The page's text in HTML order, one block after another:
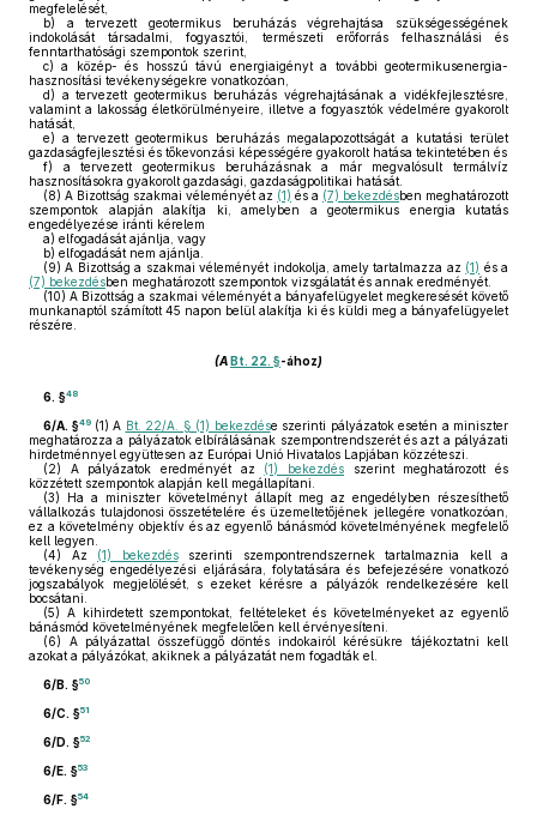
megfelelését,
b) a tervezett geotermikus beruházás végrehajtása szükségességének
indokolását társadalmi, fogyasztói, természeti erőforrás felhasználási és
fenntarthatósági szempontok szerint,
c) a közép- és hosszú távú energiaigényt a további geotermikusenergia-
hasznosítási tevékenységekre vonatkozóan,
d) a tervezett geotermikus beruházás végrehajtásának a vidékfejlesztésre,
valamint a lakosság életkörülményeire, illetve a fogyasztók védelmére gyakorolt
hatását,
e) a tervezett geotermikus beruházás megalapozottságát a kutatási terület
gazdaságfejlesztési és tőkevonzási képességére gyakorolt hatása tekintetében és
f) a tervezett geotermikus beruházásnak a már megvalósult termálvíz
hasznosításokra gyakorolt gazdasági, gazdaságpolitikai hatását.
(8) A Bizottság szakmai véleményét az (1) és a (7) bekezdésben meghatározott
szempontok alapján alakítja ki, amelyben a geotermikus energia kutatás
engedélyezése iránti kérelem
a) elfogadását ajánlja, vagy
b) elfogadását nem ajánlja.
(9) A Bizottság a szakmai véleményét indokolja, amely tartalmazza az (1) és a
(7) bekezdésben meghatározott szempontok vizsgálatát és annak eredményét.
(10) A Bizottság a szakmai véleményét a bányafelügyelet megkeresését követő
munkanaptól számított 45 napon belül alakítja ki és küldi meg a bányafelügyelet
részére.
(ABt. 22. §-ához)
6. §48
6/A. §49 (1) A Bt. 22/A. § (1) bekezdése szerinti pályázatok esetén a miniszter
meghatározza a pályázatok elbírálásának szempontrendszerét és azt a pályázati
hirdetménnyel együttesen az Európai Unió Hivatalos Lapjában közzéteszi.
(2) A pályázatok eredményét az (1) bekezdés szerint meghatározott és
közzétett szempontok alapján kell megállapítani.
(3) Ha a miniszter követelményt állapít meg az engedélyben részesíthető
vállalkozás tulajdonosi összetételére és üzemeltetőjének jellegére vonatkozóan,
ez a követelmény objektív és az egyenlő bánásmód követelményének megfelelő
kell legyen.
(4) Az (1) bekezdésszerinti szempontrendszernek tartalmaznia kell a
tevékenység engedélyezési eljárására, folytatására és befejezésére vonatkozó
jogszabályok megjelölését, s ezeket kérésre a pályázók rendelkezésére kell
bocsátani.
(5) A kihirdetett szempontokat, feltételeket és követelményeket az egyenlő
bánásmód követelményének megfelelően kell érvényesíteni.
(6) A pályázattal összefüggő döntés indokairól kérésükre tájékoztatni kell
azokat a pályázókat, akiknek a pályázatát nem fogadták el.
6/B. §50
6/C. §51
6/D. §52
6/E. §53
6/F. §54